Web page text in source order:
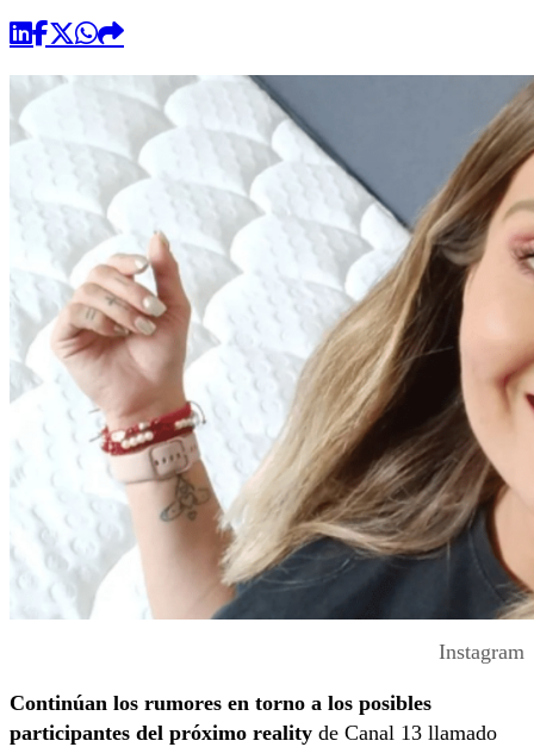
Universidad de Chile
Sustentabilidad
Instagram
Continúan los rumores en torno a los posibles
participantes del próximo reality de Canal 13 llamado